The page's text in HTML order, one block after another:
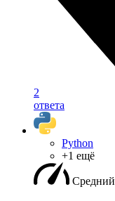
2
ответа
Python
+1 ещё
Средний